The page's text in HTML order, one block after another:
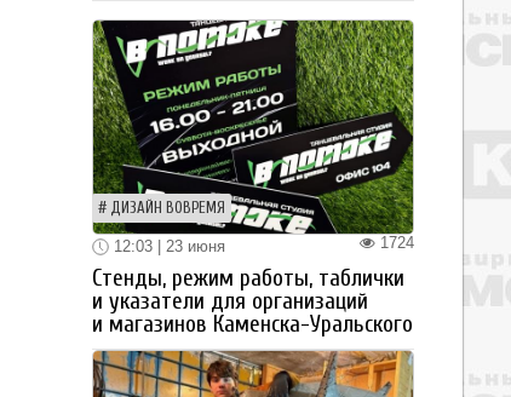
ДИЗАЙН ВОВРЕМЯ
1724
12:03 | 23 июня
Стенды, режим работы, таблички
и указатели для организаций
и магазинов Каменска-Уральского